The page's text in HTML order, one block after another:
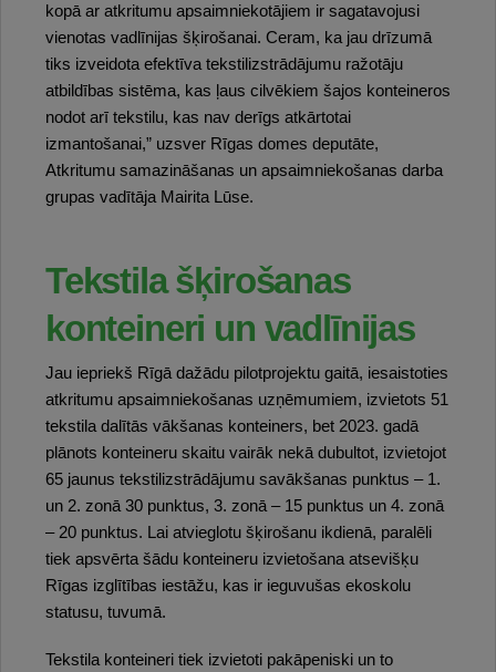
kopā ar atkritumu apsaimniekotājiem ir sagatavojusi
vienotas vadlīnijas šķirošanai. Ceram, ka jau drīzumā
tiks izveidota efektīva tekstilizstrādājumu ražotāju
atbildības sistēma, kas ļaus cilvēkiem šajos konteineros
nodot arī tekstilu, kas nav derīgs atkārtotai
izmantošanai,” uzsver Rīgas domes deputāte,
Atkritumu samazināšanas un apsaimniekošanas darba
grupas vadītāja Mairita Lūse.
Tekstila šķirošanas
konteineri un vadlīnijas
Jau iepriekš Rīgā dažādu pilotprojektu gaitā, iesaistoties
atkritumu apsaimniekošanas uzņēmumiem, izvietots 51
tekstila dalītās vākšanas konteiners, bet 2023. gadā
plānots konteineru skaitu vairāk nekā dubultot, izvietojot
65 jaunus tekstilizstrādājumu savākšanas punktus – 1.
un 2. zonā 30 punktus, 3. zonā – 15 punktus un 4. zonā
– 20 punktus. Lai atvieglotu šķirošanu ikdienā, paralēli
tiek apsvērta šādu konteineru izvietošana atsevišķu
Rīgas izglītības iestāžu, kas ir ieguvušas ekoskolu
statusu, tuvumā.
Tekstila konteineri tiek izvietoti pakāpeniski un to